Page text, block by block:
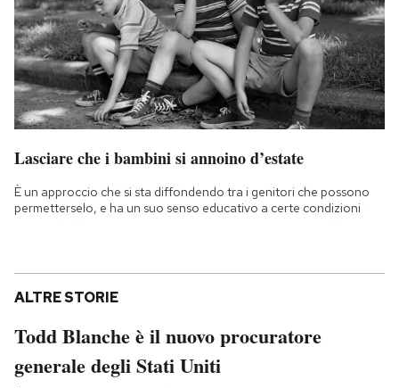
Lasciare che i bambini si annoino d’estate
È un approccio che si sta diffondendo tra i genitori che possono
permetterselo, e ha un suo senso educativo a certe condizioni
ALTRE STORIE
Todd Blanche è il nuovo procuratore
generale degli Stati Uniti